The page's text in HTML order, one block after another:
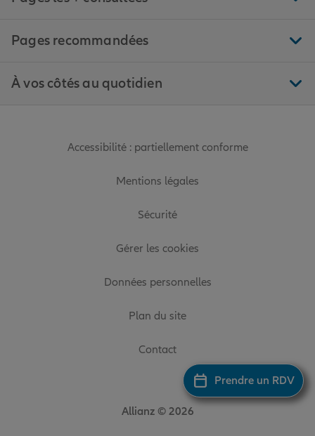
Prendre un RDV
Pages recommandées
À vos côtés au quotidien
Accessibilité : partiellement conforme
Mentions légales
Sécurité
Gérer les cookies
Données personnelles
Plan du site
Contact
Allianz © 2026